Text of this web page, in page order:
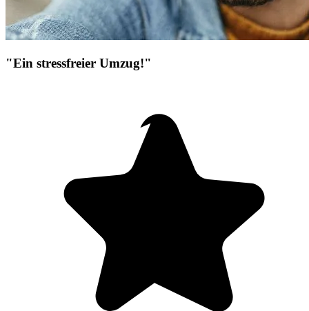
"Ein stressfreier Umzug!"